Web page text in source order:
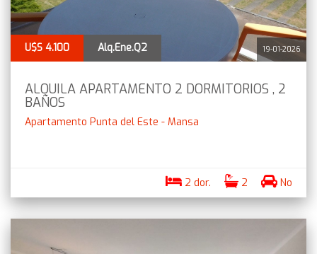
19-01-2026
U$S 4.100 Alq.Ene.Q2
ALQUILA APARTAMENTO 2 DORMITORIOS , 2
BAÑOS
Apartamento Punta del Este - Mansa
2 dor. 2 No